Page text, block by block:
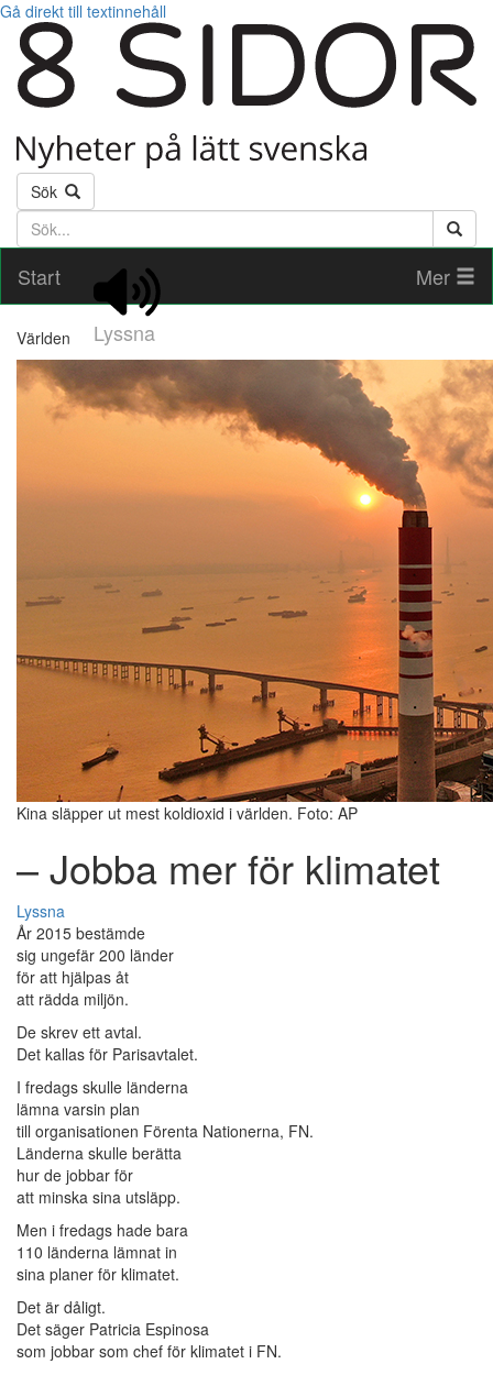
Gå direkt till textinnehåll
Sök
Söktext
Start
Lyssna
Mer
Världen
Kina släpper ut mest koldioxid i världen. Foto: AP
– Jobba mer för klimatet
Lyssna
År 2015 bestämde
sig ungefär 200 länder
för att hjälpas åt
att rädda miljön.
De skrev ett avtal.
Det kallas för Parisavtalet.
I fredags skulle länderna
lämna varsin plan
till organisationen Förenta Nationerna, FN.
Länderna skulle berätta
hur de jobbar för
att minska sina utsläpp.
Men i fredags hade bara
110 länderna lämnat in
sina planer för klimatet.
Det är dåligt.
Det säger Patricia Espinosa
som jobbar som chef för klimatet i FN.